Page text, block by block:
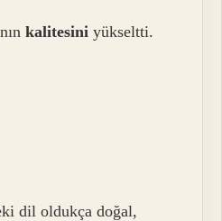
kalitesini yükseltti.
dil oldukça doğal,